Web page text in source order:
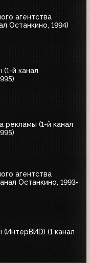
агентства
Останкино, 1994)
(1-й канал
рекламы (1-й канал
агентства
Останкино, 1993-
(ИнтерВИD) (1 канал